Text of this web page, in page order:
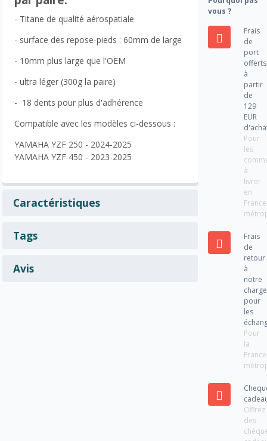
- Titane de qualité aérospatiale
- surface des repose-pieds : 60mm de large
- 10mm plus large que l'OEM
- ultra léger (300g la paire)
- 18 dents pour plus d'adhérence
Compatible avec les modèles ci-dessous :
YAMAHA YZF 250 - 2024-2025
YAMAHA YZF 450 - 2023-2025
Caractéristiques
Tags
Avis
vous ?
Frais
de
port
offerts
à
partir
de
129
EUR
Pour
les
à
livrer
en
France
Frais
de
retour
à
notre
charge
pour
les
Pour
la
France
Offrez
des